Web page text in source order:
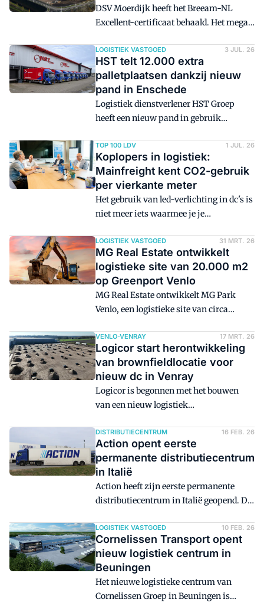
DSV Moerdijk heeft het Breeam-NL
Excellent-certificaat behaald. Het mega-
vierkante meter.
LOGISTIEK VASTGOED 3 JUL. 26
HST telt 12.000 extra
palletplaatsen dankzij nieuw
pand in Enschede
Logistiek dienstverlener HST Groep
heeft een nieuw pand in gebruik
Enschede.
TOP 100 LDV 1 JUL. 26
Koplopers in logistiek:
Mainfreight kent CO2-gebruik
per vierkante meter
Het gebruik van led-verlichting in dc's is
niet meer iets waarmee je je
uitstoot van de hele keten monitort. Dat
zegt Martin Mooij, jurylid voor de Top
100 Logistiek Dienstverleners, in
gesprek met Mainfreight.
LOGISTIEK VASTGOED 31 MRT. 26
MG Real Estate ontwikkelt
logistieke site van 20.000 m2
op Greenport Venlo
MG Real Estate ontwikkelt MG Park
Venlo, een logistieke site van circa
oplevering van het gebouw staat gepland
in het derde kwartaal van 2026.
VENLO-VENRAY 17 MRT. 26
Logicor start herontwikkeling
van brownfieldlocatie voor
nieuw dc in Venray
Logicor is begonnen met het bouwen
van een nieuw logistiek
project omvat 24.410 m2 logistieke
ruimte, en wordt gerealiseerd volgens de
Breeam-NL Excellent-norm.
DISTRIBUTIECENTRUM 16 FEB. 26
Action opent eerste
permanente distributiecentrum
in Italië
Action heeft zijn eerste permanente
distributiecentrum in Italië geopend. De
winkel in Italië op 22 april 2021.
Momenteel telt Italië 213 winkels, en
werken er 5.000 mensen voor Action.
LOGISTIEK VASTGOED 10 FEB. 26
Cornelissen Transport opent
nieuw logistiek centrum in
Beuningen
Het nieuwe logistieke centrum van
Cornelissen Groep in Beuningen is